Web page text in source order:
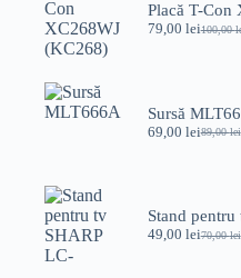
100,00
Placă T-Con
100,00
Prețul
100,00
79,00 leiPrețul
Sursă
89,00lei
Prețul
89,00
69,00 leiPrețul
Stand
70,00lei
Prețul
49,00 leiPrețul